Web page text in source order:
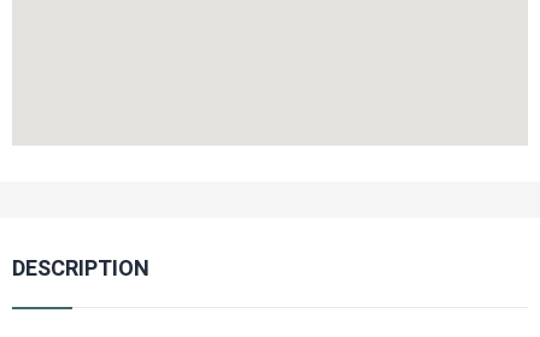
DESCRIPTION